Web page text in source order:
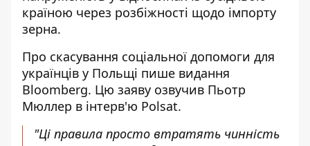
країною через розбіжності щодо імпорту
зерна.
Про скасування соціальної допомоги для
українців у Польщі пише видання
Bloomberg. Цю заяву озвучив Пьотр
Мюллер в інтерв'ю Polsat.
"Ці правила просто втратять чинність